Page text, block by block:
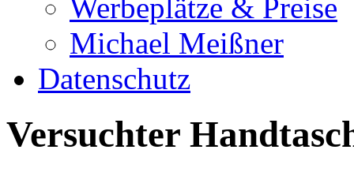
Werbeplätze & Preise
Michael Meißner
Datenschutz
Versuchter